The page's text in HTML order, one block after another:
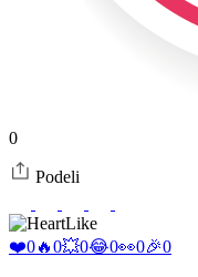
0
Podeli
Like
❤️0🔥0💥0😂0👀0🎉0